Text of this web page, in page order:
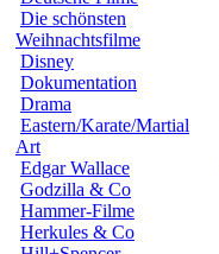
Die schönsten
Weihnachtsfilme
Disney
Dokumentation
Drama
Eastern/Karate/Martial
Art
Edgar Wallace
Godzilla & Co
Hammer-Filme
Herkules & Co